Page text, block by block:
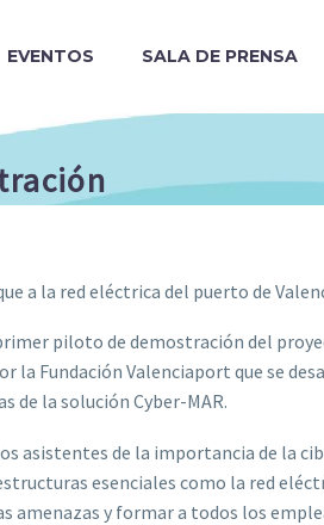
EVENTOS SALA DE PRENSA
a la red eléctrica del puerto de
piloto de demostración del
la Fundación Valenciaport que se
de la solución Cyber-MAR.
asistentes de la importancia de la
esenciales como la red
amenazas y formar a todos los